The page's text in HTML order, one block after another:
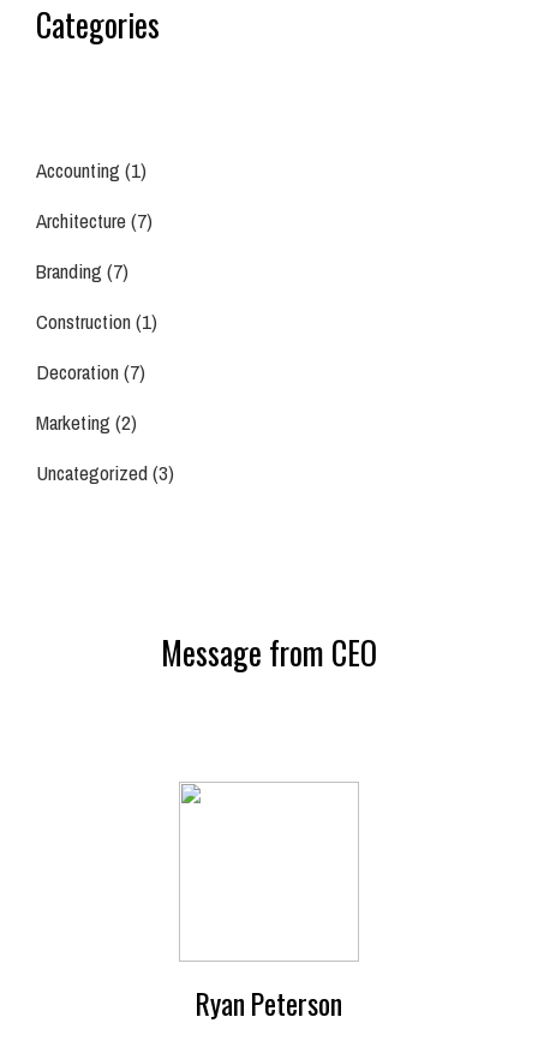
Categories
Accounting (1)
Architecture(7)
Branding (7)
Construction(1)
Decoration(7)
Marketing (2)
Uncategorized(3)
Message from CEO
Ryan Peterson